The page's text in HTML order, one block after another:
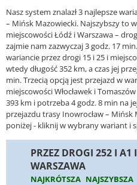
Nasz system znalazł 3 najlepsze
– Mińsk Mazowiecki. Najszybszy to
miejscowości Łódź i Warszawa –
zajmie nam zazwyczaj 3 godz. 17
wariancie przez drogi 15 i 25 i
wtedy długość 352 km, a czas jej
min. Trzecią opcją jest przejazd w
miejscowości Włocławek i
393 km i potrzeba 4 godz. 8 min na
przejazdu trasy Inowrocław – Mińsk
poniżej - kliknij w wybrany wariant i
PRZEZ DROGI 252 I A1
WARSZAWA
NAJKRÓTSZA NAJSZYBSZA